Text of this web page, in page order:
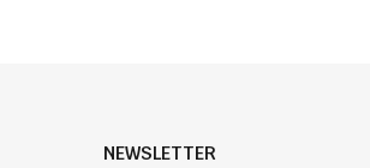
NEWSLETTER